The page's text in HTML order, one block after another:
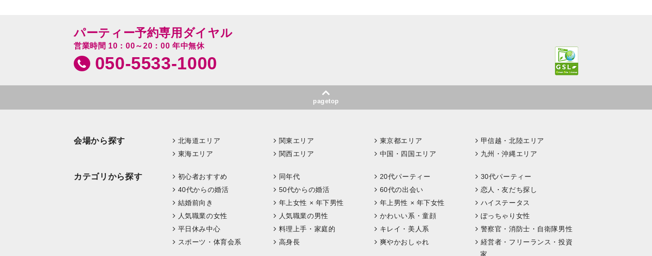
パーティー予約専用ダイヤル
営業時間 10：00～20：00 年中無休
050-5533-1000
pagetop
会場から探す 北海道エリア 関東エリア 東京都エリア
甲信越・北陸エリア
東海エリア
関西エリア 中国・四国エリア 九州・沖縄エリア
カテゴリから探す 初心者おすすめ 同年代 20代パーティー
30代パーティー
40代からの婚活
50代からの婚活 60代の出会い
恋人・友だち探し
結婚前向き
年上女性 × 年下男性 年上男性 × 年下女性
ハイステータス
人気職業の女性
人気職業の男性 かわいい系・童顔
ぽっちゃり女性
平日休み中心
料理上手・家庭的 キレイ・美人系
警察官・消防士・自衛隊男性
スポーツ・体育会系
高身長 爽やかおしゃれ
経営者・フリーランス・投資
家